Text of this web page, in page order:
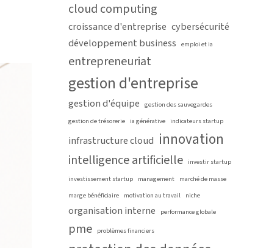
cloud computing
croissance d'entreprise cybersécurité
développement business emploi et ia
entrepreneuriat
gestion d'entreprise
gestion d'équipe gestion des sauvegardes
gestion de trésorerie ia générative indicateurs startup
infrastructure cloud innovation
intelligence artificielle investir startup
investissement startup management marché de masse
marge bénéficiaire motivation au travail niche
organisation interne performance globale
pme problèmes financiers